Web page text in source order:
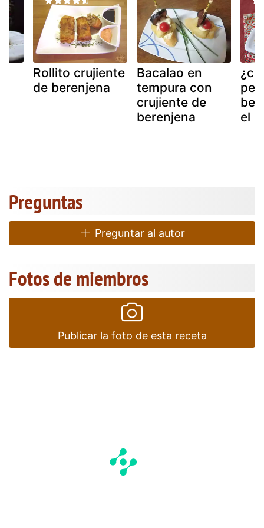
Rollito crujiente
de berenjena
Bacalao en
tempura con
crujiente de
berenjena
el
Preguntas
Preguntar al autor
Fotos de miembros
Publicar la foto de esta receta